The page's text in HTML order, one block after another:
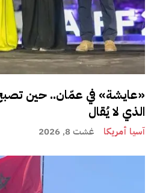
«عايشة» في عمّان.. حين تصبح
الذي لا يُقال
آسيا أمريكا غشت 8, 2026